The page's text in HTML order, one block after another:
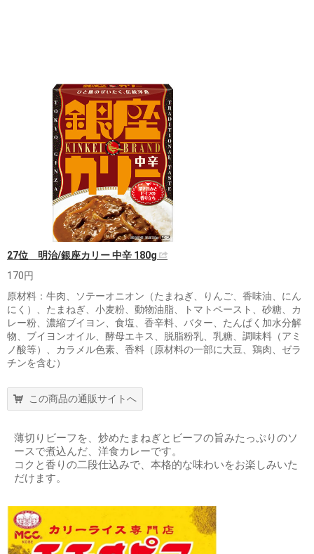
27位 明治/銀座カリー 中辛 180g
170円
原材料：牛肉、ソテーオニオン（たまねぎ、りんご、香味油、にん
にく）、たまねぎ、小麦粉、動物油脂、トマトペースト、砂糖、カ
レー粉、濃縮ブイヨン、食塩、香辛料、バター、たんぱく加水分解
物、ブイヨンオイル、酵母エキス、脱脂粉乳、乳糖、調味料（アミ
ノ酸等）、カラメル色素、香料（原材料の一部に大豆、鶏肉、ゼラ
チンを含む）
この商品の通販サイトへ
薄切りビーフを、炒めたまねぎとビーフの旨みたっぷりのソ
ースで煮込んだ、洋食カレーです。
コクと香りの二段仕込みで、本格的な味わいをお楽しみいた
だけます。